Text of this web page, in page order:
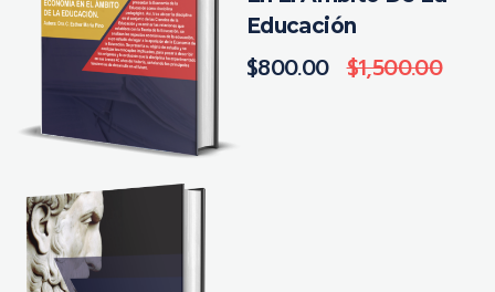
Educación
$800.00 $1,500.00